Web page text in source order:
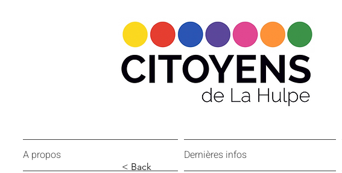
< Back
A propos Dernières infos